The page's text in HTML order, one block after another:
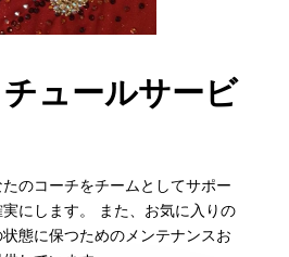
ュールサービ
のコーチをチームとしてサポー
実にします。 また、お気に入りの
態に保つためのメンテナンスお